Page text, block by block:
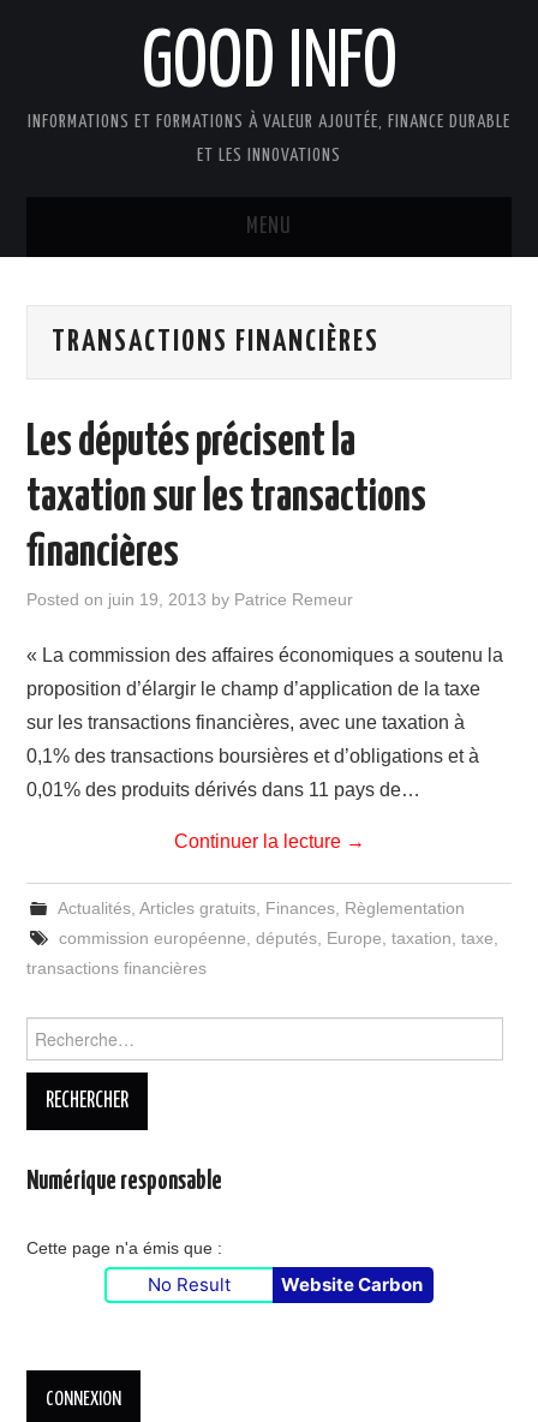
GOOD INFO
INFORMATIONS ET FORMATIONS À VALEUR AJOUTÉE, FINANCE DURABLE
ET LES INNOVATIONS
MENU
GOOD INFO DANS LA PRESSE
PUBLICATIONS
TRANSACTIONS FINANCIÈRES
Les députés précisent la
taxation sur les transactions
financières
Posted on juin 19, 2013 by Patrice Remeur
« La commission des affaires économiques a soutenu la
proposition d’élargir le champ d’application de la taxe
sur les transactions financières, avec une taxation à
0,1% des transactions boursières et d’obligations et à
0,01% des produits dérivés dans 11 pays de…
Continuer la lecture →
Actualités, Articles gratuits, Finances, Règlementation
commission européenne députés, Europe taxation taxe
transactions financières
Numérique responsable
Cette page n'a émis que :
No Result Website Carbon